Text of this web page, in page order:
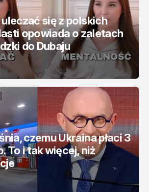
uleczać się z polskich
opowiada o zaletach
do Dubaju
czemu Ukraina płaci 3
To i tak więcej, niż